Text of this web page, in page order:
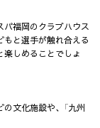
福岡のクラブハウス
と選手が触れ合える
しめることでしょ
の文化施設や、「九州